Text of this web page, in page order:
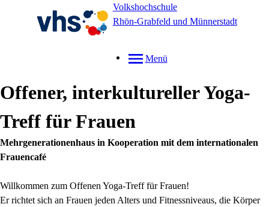
Volkshochschule
Rhön-Grabfeld und Münnerstadt
Menü
Offener, interkultureller Yoga-
Treff für Frauen
Mehrgenerationenhaus in Kooperation mit dem internationalen
Frauencafé
Willkommen zum Offenen Yoga-Treff für Frauen!
Er richtet sich an Frauen jeden Alters und Fitnessniveaus, die Körper